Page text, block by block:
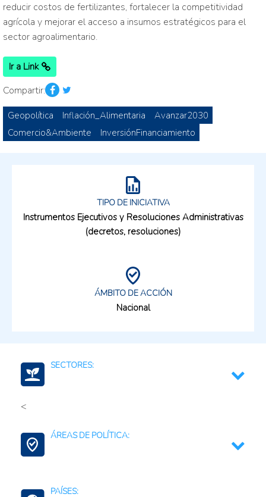
reducir costos de fertilizantes, fortalecer la competitividad
agrícola y mejorar el acceso a insumos estratégicos para el
sector agroalimentario.
Ir a Link
Compartir:
Geopolítica Inflación_Alimentaria
Avanzar2030
Comercio&Ambiente
InversiónFinanciamiento
TIPO DE INICIATIVA
Instrumentos Ejecutivos y Resoluciones Administrativas
(decretos, resoluciones)
ÁMBITO DE ACCIÓN
Nacional
SECTORES:
<
Fertilizantes (Cadena)
Agroalimentario (total)
ÁREAS DE POLÍTICA:
Contexto Agroalimentario
PAÍSES: